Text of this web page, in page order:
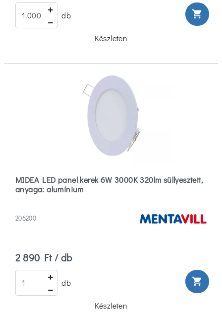
db shopping_cart
Készleten
MIDEA LED panel kerek 6W 3000K 320lm süllyesztett,
anyaga: alumínium
206200
2 890 Ft / db
db shopping_cart
Készleten